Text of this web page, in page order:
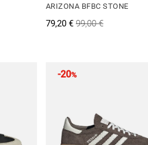
ARIZONA BFBC STONE
79,20 € 99,00 €
-20%